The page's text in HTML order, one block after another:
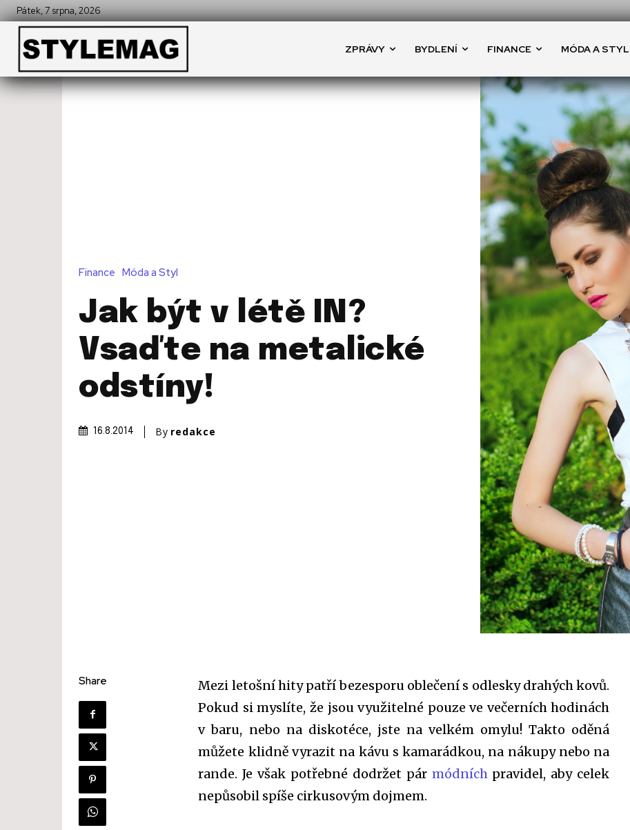
Pátek, 7 srpna, 2026
ZPRÁVY BYDLENÍ FINANCE MÓDA A STYL
Finance Móda a Styl
Jak být v létě IN?
Vsaďte na metalické
odstíny!
16.8.2014 By redakce
Share
Mezi letošní hity patří bezesporu oblečení s odlesky drahých kovů.
Pokud si myslíte, že jsou využitelné pouze ve večerních hodinách
v baru, nebo na diskotéce, jste na velkém omylu! Takto oděná
můžete klidně vyrazit na kávu s kamarádkou, na nákupy nebo na
rande. Je však potřebné dodržet pár módních pravidel, aby celek
nepůsobil spíše cirkusovým dojmem.